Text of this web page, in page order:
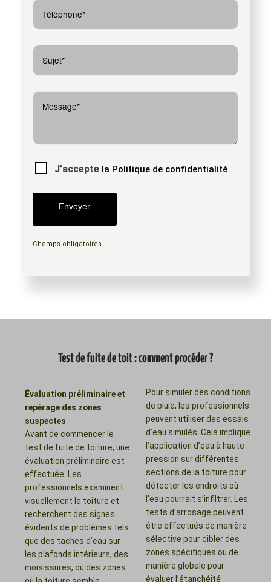
J’accepte la Politique de confidentialité
Champs obligatoires
Test de fuite de toit : comment procéder ?
Évaluation préliminaire et
repérage des zones
suspectes
Avant de commencer le
test de fuite de toiture, une
évaluation préliminaire est
effectuée. Les
professionnels examinent
visuellement la toiture et
recherchent des signes
évidents de problèmes tels
que des taches d’eau sur
les plafonds intérieurs, des
moisissures, ou des zones
Pour simuler des conditions
de pluie, les professionnels
peuvent utiliser des essais
d’eau simulés. Cela implique
l’application d’eau à haute
pression sur différentes
sections de la toiture pour
détecter les endroits où
l’eau pourrait s’infiltrer. Les
tests d’arrosage peuvent
être effectués de manière
sélective pour cibler des
zones spécifiques ou de
manière globale pour
évaluer l’étanchéité